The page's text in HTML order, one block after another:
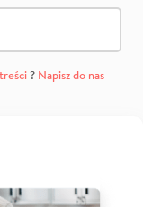
? Napisz do nas